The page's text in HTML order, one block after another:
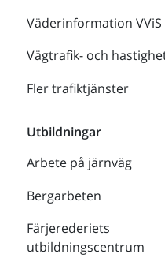
Väderinformation VViS
Vägtrafik- och
Fler trafiktjänster
Utbildningar
Arbete på järnväg
Bergarbeten
Färjerederiets
utbildningscentrum